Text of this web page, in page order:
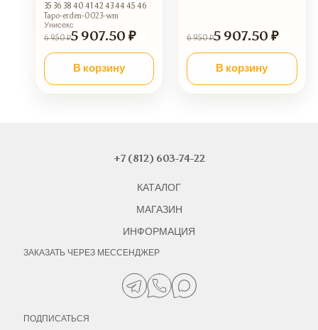
35 36 38 40 41 42 43 44 45 46
Tapo-erden-0023-wm
Унисекс
6 950 ₽5 907.50 ₽
В корзину
6 950 ₽5 907.50 ₽
В корзину
+7 (812) 603-74-22
КАТАЛОГ
МАГАЗИН
ИНФОРМАЦИЯ
ЗАКАЗАТЬ ЧЕРЕЗ МЕССЕНДЖЕР
ПОДПИСАТЬСЯ